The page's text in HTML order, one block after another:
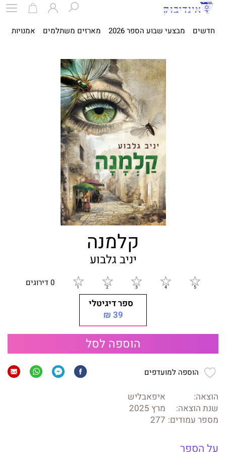
חדשים מבצעי שבוע הספר 2026 מארזים משתלמים אמנויות
קלמנה
יניב גלבוע
0 דירוגים
ספר דיגיטלי
39 ₪
הוספה לסל
הוספה למועדפים
הוצאה:
איפאבליש
שנת הוצאה:
מרץ 2025
מספר עמודים: 277
על הספר